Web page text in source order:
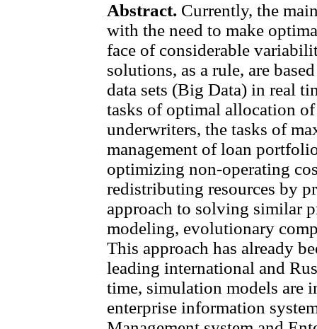
Abstract. Currently, the
with the need to make
face of considerable
solutions, as a rule, are
data sets (Big Data) in real
tasks of optimal allocation
underwriters, the tasks of
management of loan
optimizing non-operating
redistributing resources by
approach to solving similar
modeling, evolutionary
This approach has already
leading international and
time, simulation models are
enterprise information